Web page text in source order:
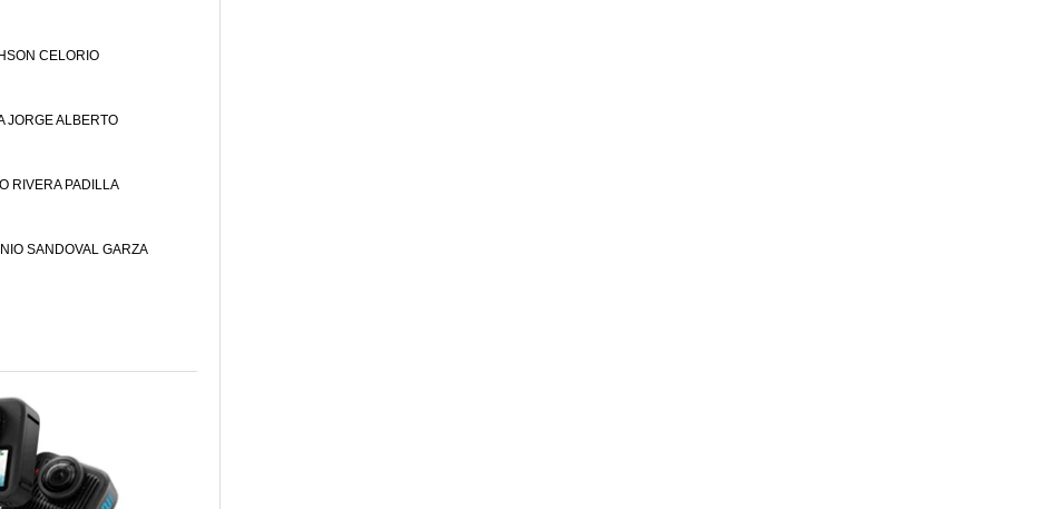
CELORIO
JORGE ALBERTO
RIVERA PADILLA
SANDOVAL GARZA